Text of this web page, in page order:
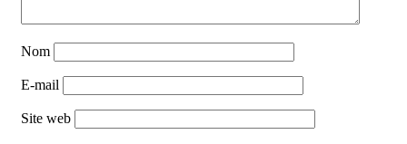
Nom
E-mail
Site web